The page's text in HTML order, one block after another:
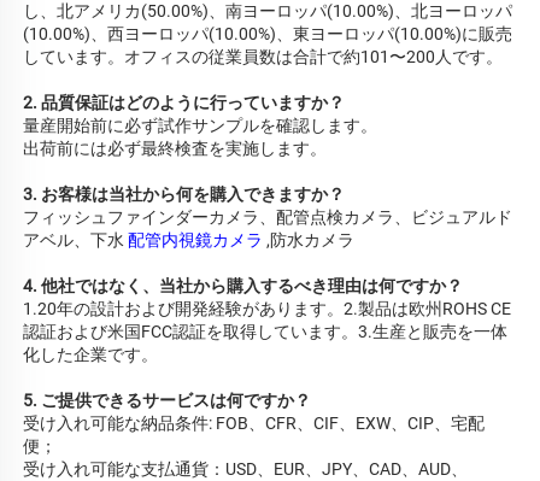
し、北アメリカ(50.00%)、南ヨーロッパ(10.00%)、北ヨーロッパ
(10.00%)、西ヨーロッパ(10.00%)、東ヨーロッパ(10.00%)に販売
しています。オフィスの従業員数は合計で約101〜200人です。
2. 品質保証はどのように行っていますか？
量産開始前に必ず試作サンプルを確認します。
出荷前には必ず最終検査を実施します。
3. お客様は当社から何を購入できますか？
フィッシュファインダーカメラ、配管点検カメラ、ビジュアルド
アベル、下水 配管内視鏡カメラ ,防水カメラ
4. 他社ではなく、当社から購入するべき理由は何ですか？
1.20年の設計および開発経験があります。2.製品は欧州ROHS CE
認証および米国FCC認証を取得しています。3.生産と販売を一体
化した企業です。
5. ご提供できるサービスは何ですか？
受け入れ可能な納品条件: FOB、CFR、CIF、EXW、CIP、宅配
便；
受け入れ可能な支払通貨：USD、EUR、JPY、CAD、AUD、